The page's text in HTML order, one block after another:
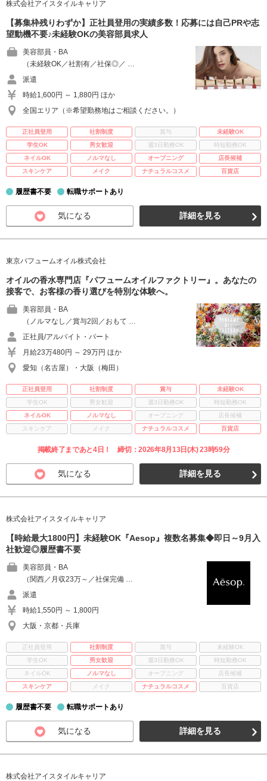
株式会社アイスタイルキャリア
【募集枠残りわずか】正社員登用の実績多数！応募には自己PRや志
望動機不要♪未経験OKの美容部員求人
美容部員・BA
（未経験OK／社割有／社保◎／ …
派遣
時給1,600円 ～ 1,880円 ほか
全国エリア（※希望勤務地はご相談ください。）
正社員登用 社割制度 賞与
未経験OK
学生OK
男女歓迎 週3日勤務OK
時短勤務OK
ネイルOK
ノルマなし オープニング
店長候補
スキンケア
メイク ナチュラルコスメ 百貨店
履歴書不要 転職サポートあり
気になる 詳細を見る
東京パフュームオイル株式会社
オイルの香水専門店『パフュームオイルファクトリー』。あなたの
接客で、お客様の香り選びを特別な体験へ。
美容部員・BA
（ノルマなし／賞与2回／おもて …
正社員/アルバイト・パート
月給23万480円 ～ 29万円 ほか
愛知（名古屋）・大阪（梅田）
正社員登用 社割制度 賞与
未経験OK
学生OK
男女歓迎 週3日勤務OK
時短勤務OK
ネイルOK
ノルマなし オープニング
店長候補
スキンケア
メイク ナチュラルコスメ 百貨店
掲載終了まであと4日！ 締切：2026年8月13日(木) 23時59分
気になる 詳細を見る
株式会社アイスタイルキャリア
【時給最大1800円】未経験OK『Aesop』複数名募集◆即日～9月入
社歓迎◎履歴書不要
美容部員・BA
（関西／月収23万～／社保完備 …
派遣
時給1,550円 ～ 1,800円
大阪・京都・兵庫
正社員登用 社割制度 賞与
未経験OK
学生OK
男女歓迎 週3日勤務OK
時短勤務OK
ネイルOK
ノルマなし オープニング
店長候補
スキンケア
メイク ナチュラルコスメ 百貨店
履歴書不要 転職サポートあり
気になる 詳細を見る
株式会社アイスタイルキャリア